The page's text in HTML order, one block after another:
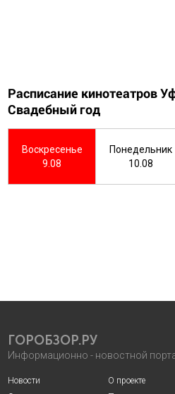
Расписание кинотеатров
Свадебный год
Воскресенье
9.08
Понедельник
10.08
ГОРОБЗОР.РУ
Информационно - новостной
Новости
О проекте